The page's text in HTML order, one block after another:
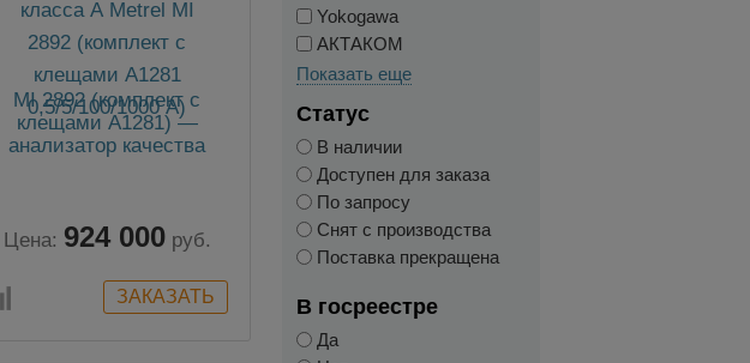
MI 2892 (комплект с
клещами А1281) —
анализатор качества
Цена: 924 000 руб.
Yokogawa
АКТАКОМ
Показать еще
Статус
В наличии
Доступен для заказа
По запросу
Снят с производства
Поставка прекращена
В госреестре
Да